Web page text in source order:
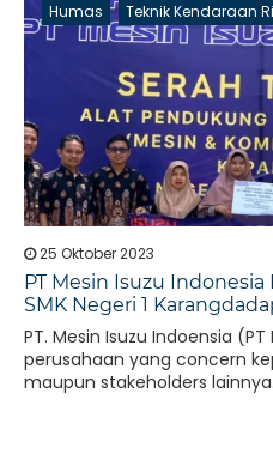
Humas Teknik Kendaraan
25 Oktober 2023
PT Mesin Isuzu
SMK Negeri 1
PT. Mesin Isuzu Indoensia
perusahaan yang concern
maupun stakeholders